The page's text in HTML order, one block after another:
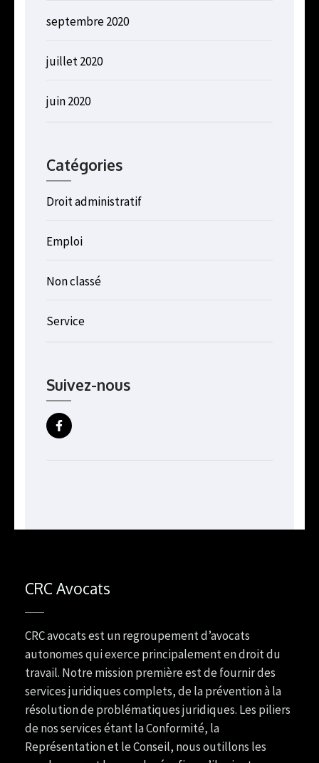
septembre 2020
juillet 2020
juin 2020
Catégories
Droit administratif
Emploi
Non classé
Service
Suivez-nous
CRC Avocats
CRC avocats est un regroupement d’avocats
autonomes qui exerce principalement en droit du
travail. Notre mission première est de fournir des
services juridiques complets, de la prévention à la
résolution de problématiques juridiques. Les piliers
de nos services étant la Conformité, la
Représentation et le Conseil, nous outillons les